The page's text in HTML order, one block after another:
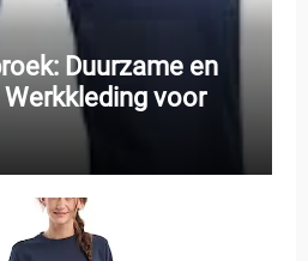
Duurzame en
voor